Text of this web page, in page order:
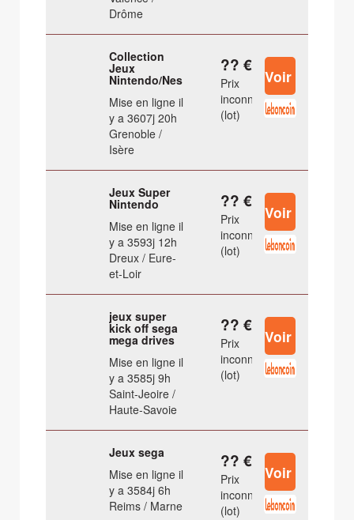
Drôme
Collection
Jeux
Nintendo/Nes
Mise en ligne il
y a 3607j 20h
Grenoble /
Isère
?? €
Prix
inconnu
(lot)
Jeux Super
Nintendo
Mise en ligne il
y a 3593j 12h
Dreux / Eure-
et-Loir
?? €
Prix
inconnu
(lot)
jeux super
kick off sega
mega drives
Mise en ligne il
y a 3585j 9h
Saint-Jeoire /
Haute-Savoie
?? €
Prix
inconnu
(lot)
Jeux sega
Mise en ligne il
y a 3584j 6h
Reims / Marne
?? €
Prix
inconnu
(lot)